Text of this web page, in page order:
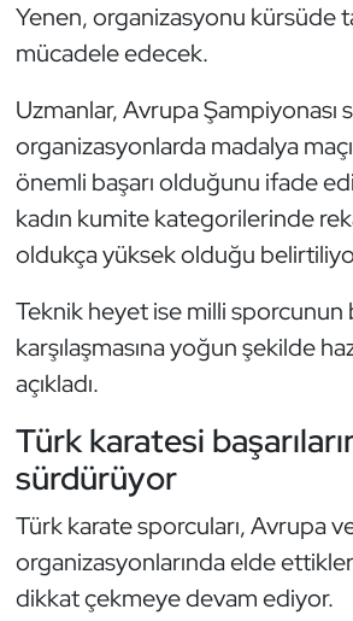
Yenen, organizasyonu kürsüde
mücadele edecek.
Uzmanlar, Avrupa Şampiyonası
organizasyonlarda madalya
önemli başarı olduğunu ifade
kadın kumite kategorilerinde
oldukça yüksek olduğu
Teknik heyet ise milli sporcunun
karşılaşmasına yoğun şekilde
açıkladı.
Türk karatesi
sürdürüyor
Türk karate sporcuları, Avrupa
organizasyonlarında elde
dikkat çekmeye devam ediyor.
Kick Boks
Masa Tenisi
Modern Pentatlon
Motor Sporları
Muay Thai
Okçuluk
Optimist
Oryantiring
Özel Sporcular